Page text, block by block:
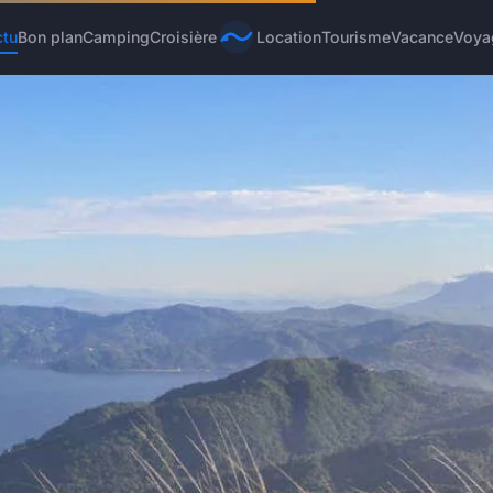
Bon planCampingCroisière LocationTourismeVacance